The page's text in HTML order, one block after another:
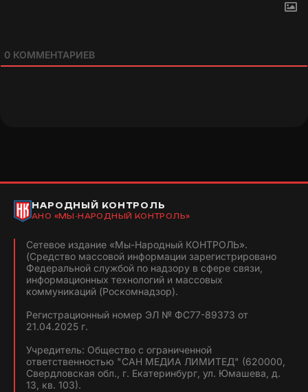
0 КОММЕНТАРИЕВ
НАРОДНЫЙ КОНТРОЛЬ
АНО «МЫ-НАРОДНЫЙ КОНТРОЛЬ»
Сетевое издание «Мы-Народный КОНТРОЛЬ».
(Средство массовой информации зарегистрировано
Федеральной службой по надзору в сфере связи,
информационных технологий и массовых
коммуникаций (Роскомнадзор).
Регистрационный номер ЭЛ № ФС77-89373 от
21.04.2025 г.
Учредитель: Общество с ограниченной
ответственностью "САН МЕДИА ЛИМИТЕД" (620000,
Свердловская обл., г. Екатеринбург, ул. Юмашева, д.
13, кв. 103).